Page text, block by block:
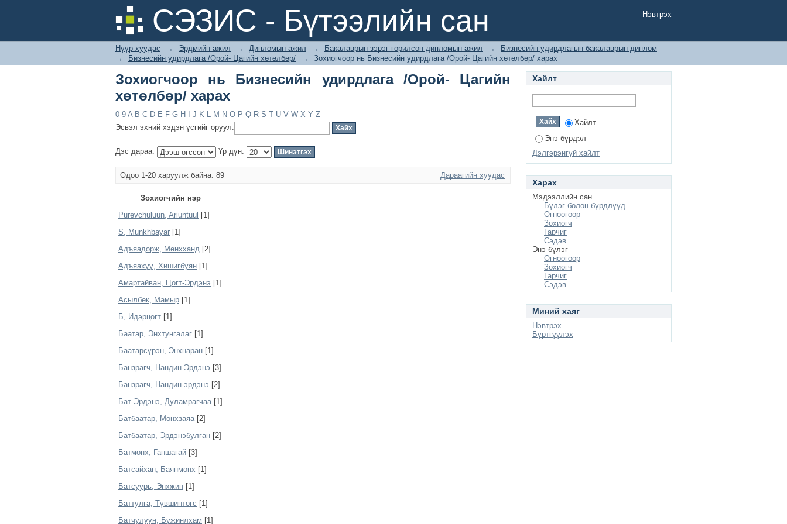
СЭЗИС - Бүтээлийн сан
Зохиогчоор нь Бизнесийн удирдлага /Орой- Цагийн хөтөлбөр/ харах Нэвтрэх
Нүүр хуудас → Эрдмийн ажил → Дипломын ажил → Бакалаврын зэрэг горилсон дипломын ажил →
Бизнесийн удирдлагын бакалаврын диплом
→
Бизнесийн удирдлага /Орой- Цагийн хөтөлбөр/ → Зохиогчоор нь Бизнесийн удирдлага /Орой- Цагийн хөтөлбөр/ харах
Зохиогчоор нь Бизнесийн удирдлага /Орой- Цагийн
хөтөлбөр/ харах
0-9 A B C D E F G H J K L M N O P Q R S T U V W X Y Z
Эсвэл эхний хэдэн үсгийг оруул:
Дэс дараа: Үр дүн:
Одоо 1-20 харуулж байна. 89 Дараагийн хуудас
Зохиогчийн нэр
Purevchuluun, Ariuntuul [1]
S, Munkhbayar [1]
Адъяадорж, Мөнхханд [2]
Адъяахүү, Хишигбуян [1]
Амартайван, Цогт-Эрдэнэ [1]
Асылбек, Мамыр [1]
Б, Идэрцогт [1]
Баатар, Энхтунгалаг [1]
Баатарсүрэн, Энхнаран [1]
Банзрагч, Нандин-Эрдэнэ [3]
Банзрагч, Нандин-эрдэнэ [2]
Бат-Эрдэнэ, Дуламрагчаа[1]
Батбаатар, Мөнхзаяа[2]
Батбаатар, Эрдэнэбулган [2]
Батмөнх, Ганшагай [3]
Батсайхан, Баянмөнх [1]
Батсуурь, Энхжин [1]
Баттулга, Түвшинтөгс [1]
Батчулуун, Бүжинлхам [1]
Хайлт
Хайлт
Энэ бүрдэл
Дэлгэрэнгүй хайлт
Харах
Мэдээллийн сан
Бүлэг болон бүрдлүүд
Огноогоор
Зохиогч
Гарчиг
Сэдэв
Энэ бүлэг
Огноогоор
Зохиогч
Гарчиг
Сэдэв
Миний хаяг
Нэвтрэх
Бүртгүүлэх